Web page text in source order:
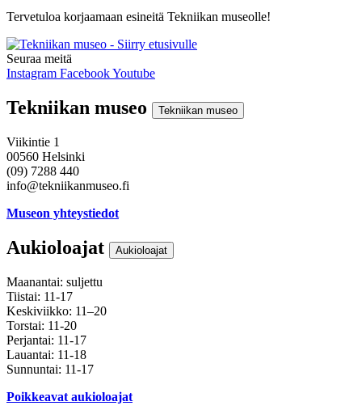
Tervetuloa korjaamaan esineitä Tekniikan museolle!
Seuraa meitä
Instagram FacebookYoutube
Tekniikan museo Tekniikan museo
Viikintie 1
00560 Helsinki
(09) 7288 440
info@tekniikanmuseo.fi
Museon yhteystiedot
Aukioloajat Aukioloajat
Maanantai: suljettu
Tiistai: 11-17
Keskiviikko: 11–20
Torstai: 11-20
Perjantai: 11-17
Lauantai: 11-18
Sunnuntai: 11-17
Poikkeavat aukioloajat